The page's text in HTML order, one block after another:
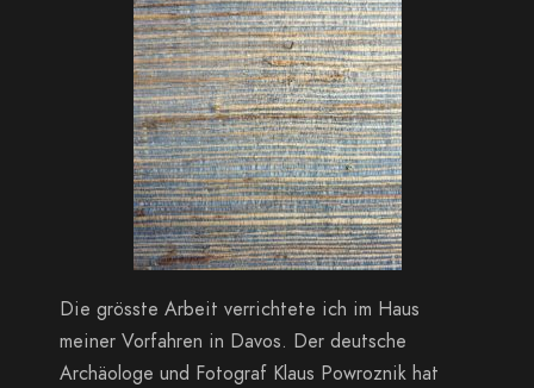
Die grösste Arbeit verrichtete ich im Haus
meiner Vorfahren in Davos. Der deutsche
Archäologe und Fotograf Klaus Powroznik hat